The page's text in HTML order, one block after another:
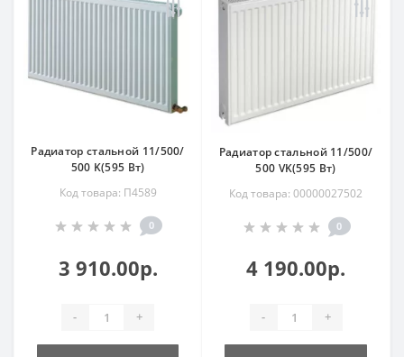
Радиатор стальной 11/500/
500 K(595 Вт)
Код товара: П4589
0
3 910.00р.
- +
Радиатор стальной 11/500/
500 VK(595 Вт)
Код товара: 00000027502
0
4 190.00р.
- +